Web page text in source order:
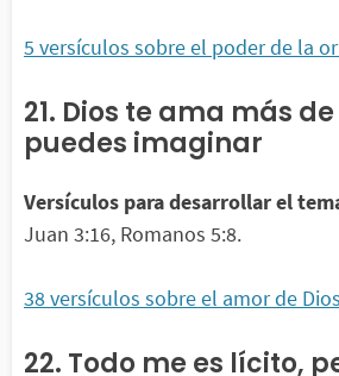
5 versículos sobre el poder de la
21. Dios te ama más
puedes imaginar
Versículos para desarrollar el
Juan 3:16, Romanos 5:8.
38 versículos sobre el amor de Dios
22. Todo me es lícito,